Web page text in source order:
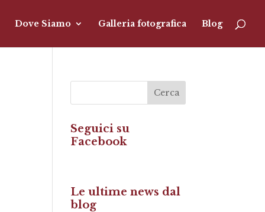
Dove Siamo Galleria fotografica Blog
Seguici su
Facebook
Le ultime news dal
blog